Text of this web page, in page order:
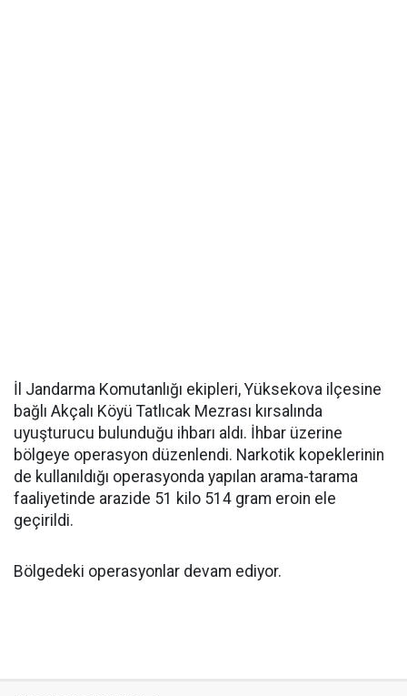
İl Jandarma Komutanlığı ekipleri, Yüksekova ilçesine
bağlı Akçalı Köyü Tatlıcak Mezrası kırsalında
uyuşturucu bulunduğu ihbarı aldı. İhbar üzerine
bölgeye operasyon düzenlendi. Narkotik kopeklerinin
de kullanıldığı operasyonda yapılan arama-tarama
faaliyetinde arazide 51 kilo 514 gram eroin ele
geçirildi.
Bölgedeki operasyonlar devam ediyor.